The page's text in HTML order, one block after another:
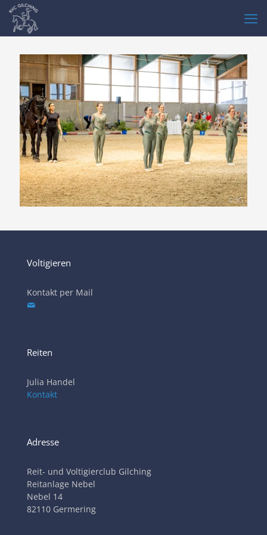
Voltigieren
Kontakt per Mail
Reiten
Julia Handel
Kontakt
Adresse
Reit- und Voltigierclub Gilching
Reitanlage Nebel
Nebel 14
82110 Germering